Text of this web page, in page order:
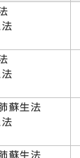
蘇生法
蘇生法